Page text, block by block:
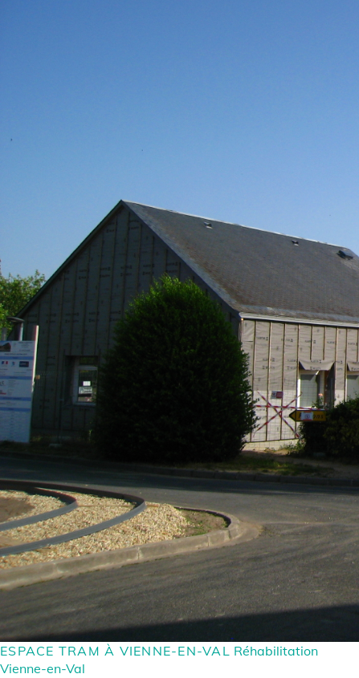
ESPACE TRAM À VIENNE-EN-VAL Réhabilitation
Vienne-en-Val